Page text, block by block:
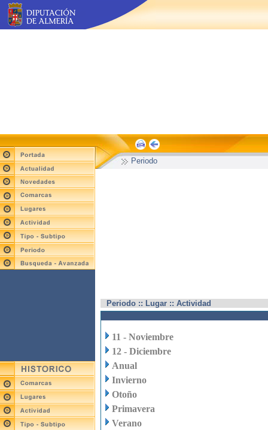
Periodo
Periodo :: Lugar :: Actividad
11 - Noviembre
12 - Diciembre
Anual
Invierno
Otoño
Primavera
Verano